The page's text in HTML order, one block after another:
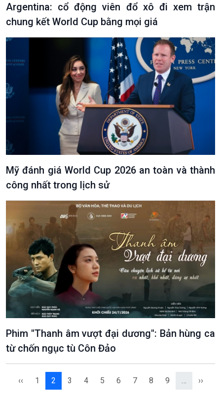
VOV1 đặc biệt
Thanh âm ký sự
Chân dung cuộc sống
Các chương trình đặc biệt
Argentina: cổ động viên đổ xô đi xem trận
chung kết World Cup bằng mọi giá
Mỹ đánh giá World Cup 2026 an toàn và thành
công nhất trong lịch sử
Phim "Thanh âm vượt đại dương": Bản hùng ca
từ chốn ngục tù Côn Đảo
‹‹ 1 2 3 4 5 6 7 8 9 … ››